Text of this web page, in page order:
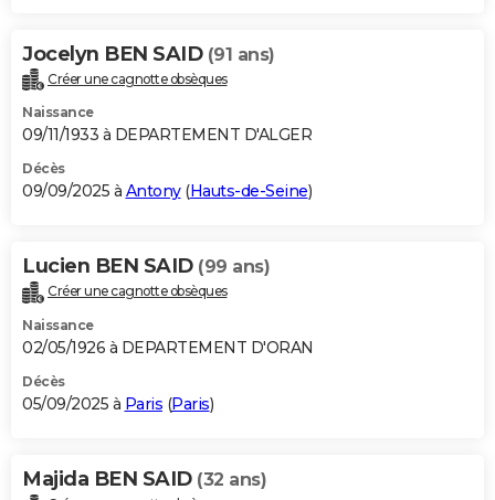
Jocelyn BEN SAID (91 ans)
Créer une cagnotte obsèques
Naissance
09/11/1933 à DEPARTEMENT D'ALGER
Décès
09/09/2025 à Antony(Hauts-de-Seine)
Lucien BEN SAID (99 ans)
Créer une cagnotte obsèques
Naissance
02/05/1926 à DEPARTEMENT D'ORAN
Décès
05/09/2025 à Paris (Paris)
Majida BEN SAID (32 ans)